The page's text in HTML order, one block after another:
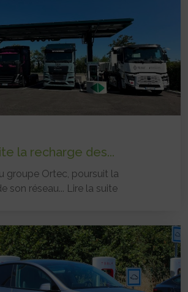
la recharge des...
groupe Ortec, poursuit la
son réseau... Lire la suite